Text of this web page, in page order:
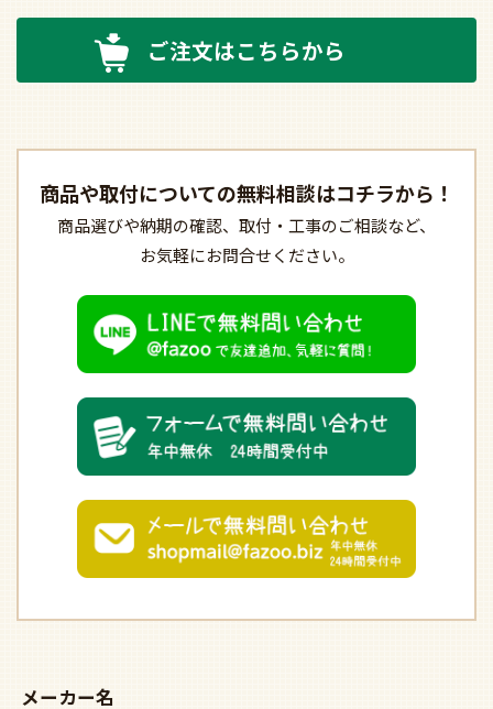
ご注文はこちらから
商品や取付についての無料相談はコチラから！
商品選びや納期の確認、 取付・工事のご相談など、
お気軽にお問合せください。
メーカー名